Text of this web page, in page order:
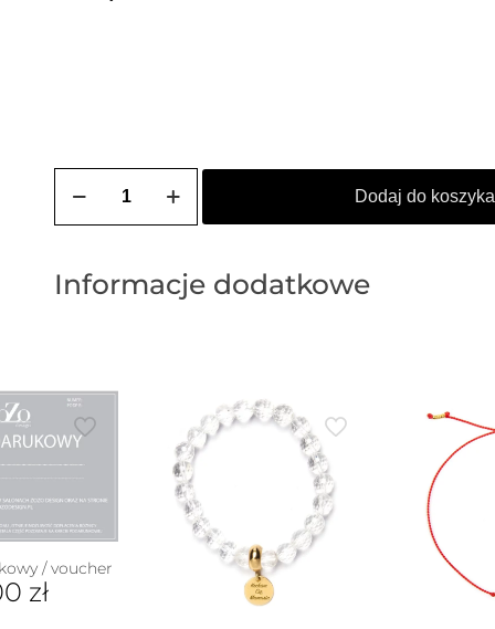
Obrączka
Dodaj do koszyka
Informacje dodatkowe
/ voucher
zł